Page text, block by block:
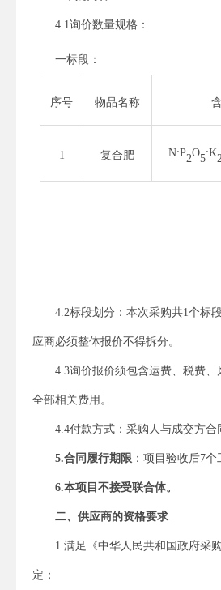
4.1询价数量规格 ：
一标段：
序号 物品名称
1 复合肥 N:P2O5:K
4. 2标段划分：本次采购共1 个标
应商必须整体报价不得拆分。
4. 3询价报价须包含运费、 税费
全部相关费用。
4. 4付款方式：采购人与成交方合
5.合同履行期限 ： 项目验收 后7个
6.本项目不接受联合体。
二、供应商的资格要求
1.满足《中华人民共和国政府采
定；